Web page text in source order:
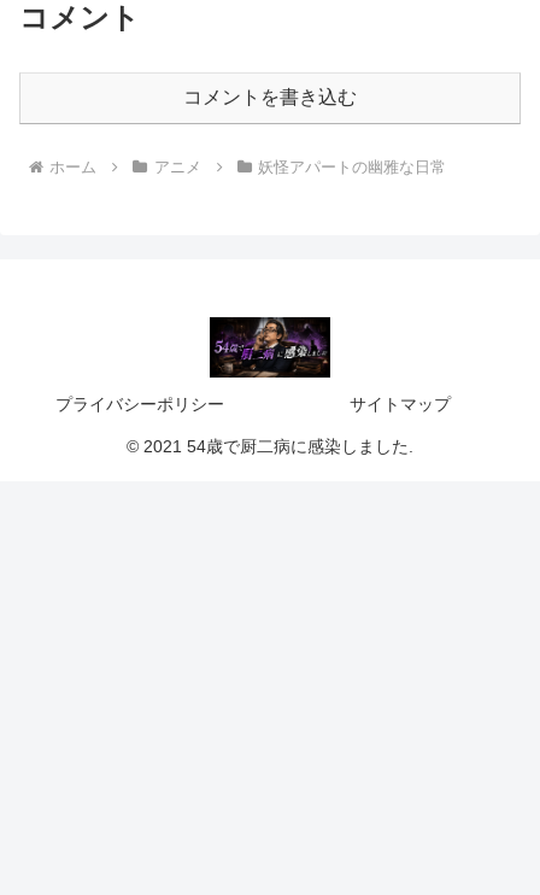
コメント
コメントを書き込む
ホーム アニメ 妖怪アパートの幽雅な日常
プライバシーポリシー サイトマップ
© 2021 54歳で厨二病に感染しました.